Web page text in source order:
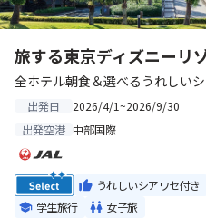
旅する東京ディズニーリ
全ホテル朝食＆選べるうれしい
出発日
2026/4/1~2026/9/30
出発空港 中部国際
うれしいシアワセ付き
学生旅行
女子旅